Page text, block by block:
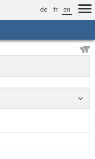
de fr en